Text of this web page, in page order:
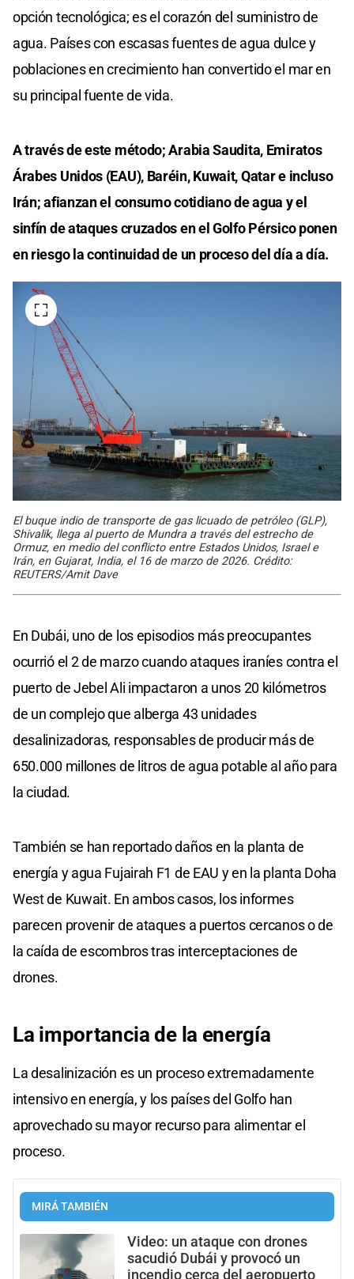
opción tecnológica; es el corazón del suministro de
agua. Países con escasas fuentes de agua dulce y
poblaciones en crecimiento han convertido el mar en
su principal fuente de vida.
A través de este método; Arabia Saudita, Emiratos
Árabes Unidos (EAU), Baréin, Kuwait, Qatar e incluso
Irán; afianzan el consumo cotidiano de agua y el
sinfín de ataques cruzados en el Golfo Pérsico ponen
en riesgo la continuidad de un proceso del día a día.
El buque indio de transporte de gas licuado de petróleo (GLP),
Shivalik, llega al puerto de Mundra a través del estrecho de
Ormuz, en medio del conflicto entre Estados Unidos, Israel e
Irán, en Gujarat, India, el 16 de marzo de 2026. Crédito:
REUTERS/Amit Dave
En Dubái, uno de los episodios más preocupantes
ocurrió el 2 de marzo cuando ataques iraníes contra el
puerto de Jebel Ali impactaron a unos 20 kilómetros
de un complejo que alberga 43 unidades
desalinizadoras, responsables de producir más de
650.000 millones de litros de agua potable al año para
la ciudad.
También se han reportado daños en la planta de
energía y agua Fujairah F1 de EAU y en la planta Doha
West de Kuwait. En ambos casos, los informes
parecen provenir de ataques a puertos cercanos o de
la caída de escombros tras interceptaciones de
drones.
La importancia de la energía
La desalinización es un proceso extremadamente
intensivo en energía, y los países del Golfo han
aprovechado su mayor recurso para alimentar el
proceso.
MIRÁ TAMBIÉN
Video: un ataque con drones
sacudió Dubái y provocó un
incendio cerca del aeropuerto